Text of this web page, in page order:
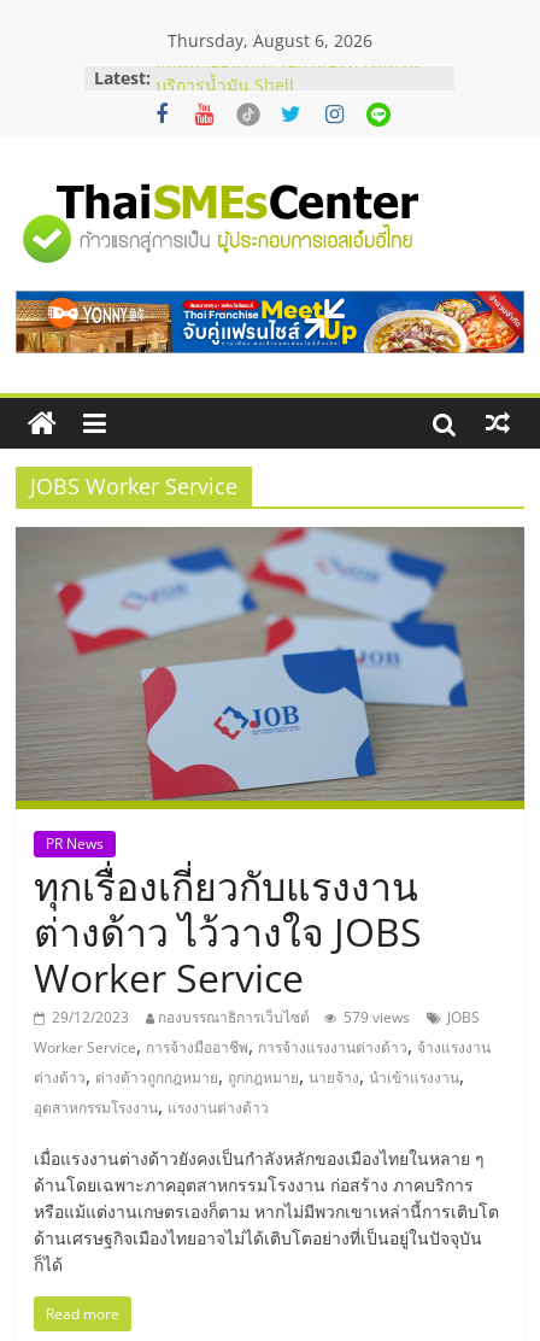
Thursday, August 6, 2026
Latest: สัมมนาออนไลน์ โอกาสบริหารสถานี
บริการน้ำมัน Shell
สัมมนาลงทุน แฟรนไชส์ยอนนี่
ร้านเครื่องเสียงคุณภาพสูง พร้อม
โซลูชันระบบภาพและเสียง
บริษัท Cybersecurity ในไทยที่ไหนดี?
โจทย์ธุรกิจ
อยากหาเงินทุน เพิ่มสภาพคล่องให้ธุรกิจ
เริ่มยังไงให้ผ่านฉลุย
"ศูนย์
รวม
ข้อมูล
ธุรกิจ
SME
แห่ง
ประเทศไทย,
ThaiSMEsCenter,
รวม
ธุรกิจ
เอ
ส
เอ็
มอี
ไทย,
SMEs,
แฟ
JOBS Worker Service
PR News
ทุกเรื่องเกี่ยวกับแรงงาน
ต่างด้าว ไว้วางใจ JOBS
Worker Service
29/12/2023 กองบรรณาธิการเว็บไซต์ 579 views
JOBS
Worker Service, การจ้างมืออาชีพ, การจ้างแรงงานต่างด้าว, จ้างแรงงาน
ต่างด้าว, ต่างด้าวถูกกฎหมาย, ถูกกฎหมาย,นายจ้าง,นำเข้าแรงงาน,
อุตสาหกรรมโรงงาน, แรงงานต่างด้าว
เมื่อแรงงานต่างด้าวยังคงเป็นกำลังหลักของเมืองไทยในหลาย ๆ
ด้านโดยเฉพาะภาคอุตสาหกรรมโรงงาน ก่อสร้าง ภาคบริการ
หรือแม้แต่งานเกษตรเองก็ตาม หากไม่มีพวกเขาเหล่านี้การเติบโต
ด้านเศรษฐกิจเมืองไทยอาจไม่ได้เติบโตอย่างที่เป็นอยู่ในปัจจุบัน
ก็ได้
Read more